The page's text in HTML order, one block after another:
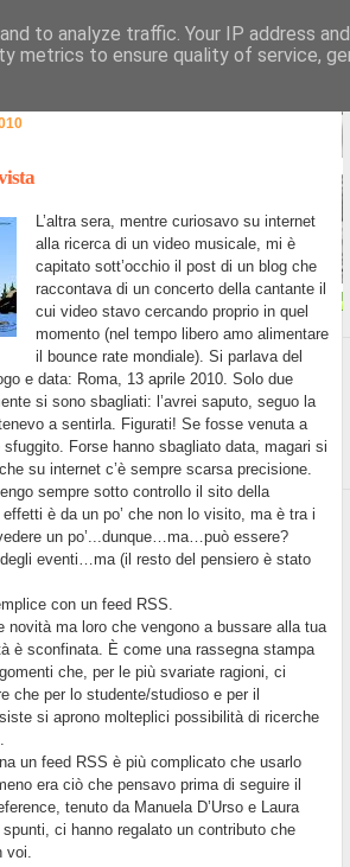
L’altra sera, mentre curiosavo su internet
alla ricerca di un video musicale, mi è
capitato sott’occhio il post di un blog che
raccontava di un concerto della cantante il
cui video stavo cercando proprio in quel
momento (nel tempo libero amo alimentare
il bounce rate mondiale). Si parlava del
e data: Roma, 13 aprile 2010. Solo due
si sono sbagliati: l’avrei saputo, seguo la
a sentirla. Figurati! Se fosse venuta a
Forse hanno sbagliato data, magari si
su internet c’è sempre scarsa precisione.
sempre sotto controllo il sito della
è da un po’ che non lo visito, ma è tra i
un po’...dunque…ma…può essere?
eventi…ma (il resto del pensiero è stato
con un feed RSS.
novità ma loro che vengono a bussare alla tua
è sconfinata. È come una rassegna stampa
che, per le più svariate ragioni, ci
che per lo studente/studioso e per il
si aprono molteplici possibilità di ricerche
un feed RSS è più complicato che usarlo
era ciò che pensavo prima di seguire il
tenuto da Manuela D’Urso e Laura
ci hanno regalato un contributo che
to analyze traffic. Your IP address
metrics to ensure quality of service,